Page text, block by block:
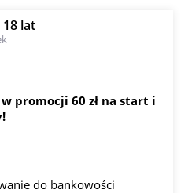
lat
promocji 60 zł na start i
do bankowości